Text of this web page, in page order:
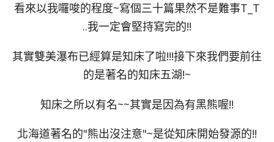
看來以我囉唆的程度~寫個三十篇果然不是難事T_T
..我一定會堅持寫完的!!
其實雙美瀑布已經算是知床了啦!!!接下來我們要前往
的是著名的知床五湖!~
知床之所以有名~~其實是因為有黑熊喔!!
北海道著名的"熊出沒注意"~是從知床開始發源的!!